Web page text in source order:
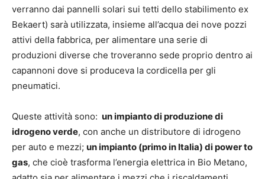
verranno dai pannelli solari sui tetti dello stabilimento ex
Bekaert) sarà utilizzata, insieme all’acqua dei nove pozzi
attivi della fabbrica, per alimentare una serie di
produzioni diverse che troveranno sede proprio dentro ai
capannoni dove si produceva la cordicella per gli
pneumatici.
Queste attività sono: un impianto di produzione di
idrogeno verde, con anche un distributore di idrogeno
per auto e mezzi; un impianto (primo in Italia) di power to
gas, che cioè trasforma l’energia elettrica in Bio Metano,